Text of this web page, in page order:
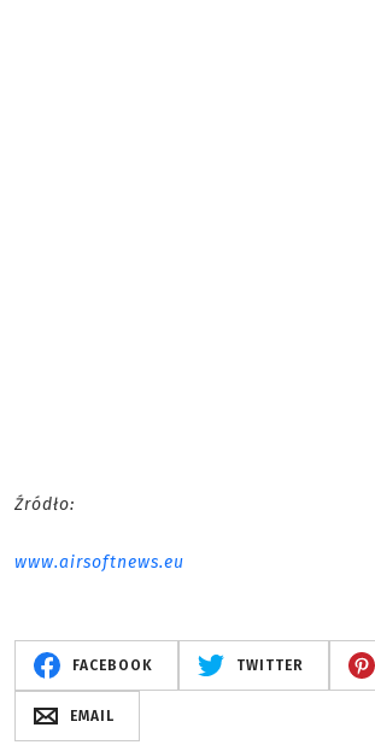
Źródło:
www.airsoftnews.eu
FACEBOOK TWITTER
EMAIL